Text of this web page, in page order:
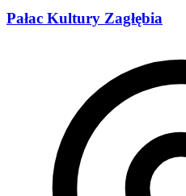
Pałac Kultury Zagłębia